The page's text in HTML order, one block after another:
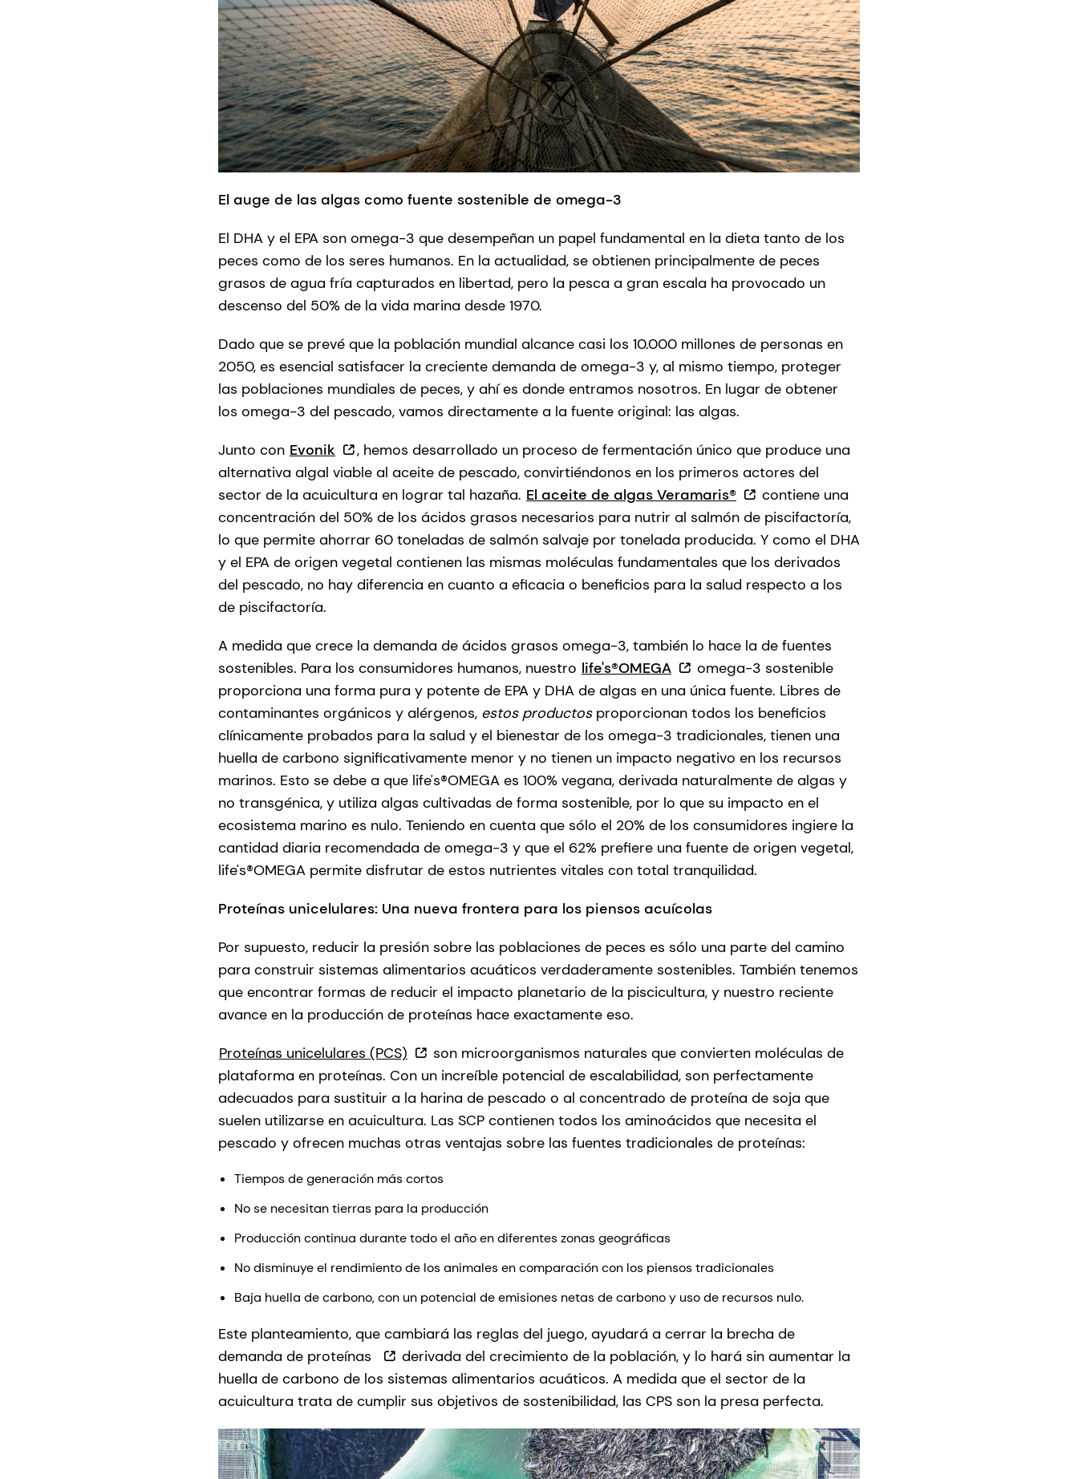
El auge de las algas como fuente sostenible de omega-3
El DHA y el EPA son omega-3 que desempeñan un papel fundamental en la dieta tanto de los
peces como de los seres humanos. En la actualidad, se obtienen principalmente de peces
grasos de agua fría capturados en libertad, pero la pesca a gran escala ha provocado un
descenso del 50% de la vida marina desde 1970.
Dado que se prevé que la población mundial alcance casi los 10.000 millones de personas en
2050, es esencial satisfacer la creciente demanda de omega-3 y, al mismo tiempo, proteger
las poblaciones mundiales de peces, y ahí es donde entramos nosotros. En lugar de obtener
los omega-3 del pescado, vamos directamente a la fuente original: las algas.
Junto con Evonik
, hemos desarrollado un proceso de fermentación único que produce una
alternativa algal viable al aceite de pescado, convirtiéndonos en los primeros actores del
sector de la acuicultura en lograr tal hazaña. El aceite de algas Veramaris®
contiene una
concentración del 50% de los ácidos grasos necesarios para nutrir al salmón de piscifactoría,
lo que permite ahorrar 60 toneladas de salmón salvaje por tonelada producida. Y como el DHA
y el EPA de origen vegetal contienen las mismas moléculas fundamentales que los derivados
del pescado, no hay diferencia en cuanto a eficacia o beneficios para la salud respecto a los
de piscifactoría.
A medida que crece la demanda de ácidos grasos omega-3, también lo hace la de fuentes
sostenibles. Para los consumidores humanos, nuestro life's®OMEGA
omega-3 sostenible
proporciona una forma pura y potente de EPA y DHA de algas en una única fuente. Libres de
contaminantes orgánicos y alérgenos, estos productosproporcionan todos los beneficios
clínicamente probados para la salud y el bienestar de los omega-3 tradicionales, tienen una
huella de carbono significativamente menor y no tienen un impacto negativo en los recursos
marinos. Esto se debe a que life's®OMEGA es 100% vegana, derivada naturalmente de algas y
no transgénica, y utiliza algas cultivadas de forma sostenible, por lo que su impacto en el
ecosistema marino es nulo. Teniendo en cuenta que sólo el 20% de los consumidores ingiere la
cantidad diaria recomendada de omega-3 y que el 62% prefiere una fuente de origen vegetal,
life's®OMEGA permite disfrutar de estos nutrientes vitales con total tranquilidad.
Proteínas unicelulares: Una nueva frontera para los piensos acuícolas
Por supuesto, reducir la presión sobre las poblaciones de peces es sólo una parte del camino
para construir sistemas alimentarios acuáticos verdaderamente sostenibles. También tenemos
que encontrar formas de reducir el impacto planetario de la piscicultura, y nuestro reciente
avance en la producción de proteínas hace exactamente eso.
Proteínas unicelulares (PCS)
son microorganismos naturales que convierten moléculas de
plataforma en proteínas. Con un increíble potencial de escalabilidad, son perfectamente
adecuados para sustituir a la harina de pescado o al concentrado de proteína de soja que
suelen utilizarse en acuicultura. Las SCP contienen todos los aminoácidos que necesita el
pescado y ofrecen muchas otras ventajas sobre las fuentes tradicionales de proteínas:
Tiempos de generación más cortos
No se necesitan tierras para la producción
Producción continua durante todo el año en diferentes zonas geográficas
No disminuye el rendimiento de los animales en comparación con los piensos tradicionales
Baja huella de carbono, con un potencial de emisiones netas de carbono y uso de recursos nulo.
Este planteamiento, que cambiará las reglas del juego, ayudará a cerrar la brecha de
demanda de proteínas
derivada del crecimiento de la población, y lo hará sin aumentar la
huella de carbono de los sistemas alimentarios acuáticos. A medida que el sector de la
acuicultura trata de cumplir sus objetivos de sostenibilidad, las CPS son la presa perfecta.